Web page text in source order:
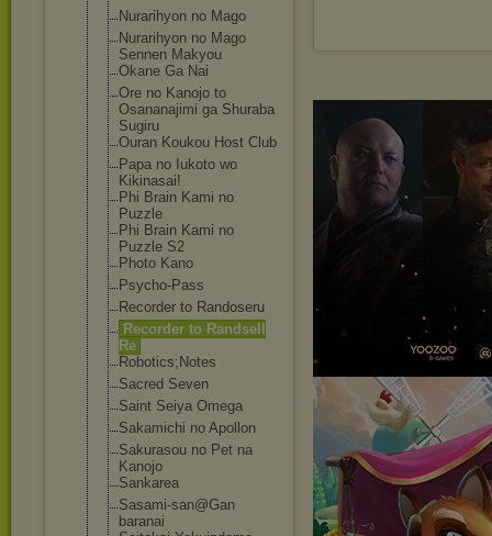
Nurarihyon no Mago
Nurarihyon no Mago
Sennen Makyou
Okane Ga Nai
Ore no Kanojo to
Osananajimi ga Shuraba
Sugiru
Ouran Koukou Host Club
Papa no Iukoto wo
Kikinasai!
Phi Brain Kami no
Puzzle
Phi Brain Kami no
Puzzle S2
Photo Kano
Psycho-Pass
Recorder to Randoseru
Recorder to Randsell
Re
Robotics;Notes
Sacred Seven
Saint Seiya Omega
Sakamichi no Apollon
Sakurasou no Pet na
Kanojo
Sankarea
Sasami-san@Gan
baranai